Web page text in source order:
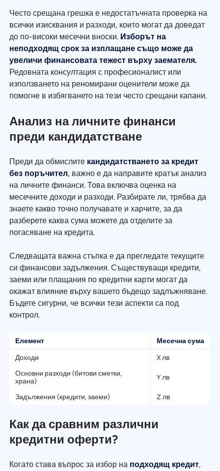
Често срещана грешка е недостатъчната проверка на
всички изисквания и разходи, които могат да доведат
до по-високи месечни вноски. Изборът на
неподходящ срок за изплащане също може да
увеличи финансовата тежест върху заемателя.
Редовната консултация с професионалист или
използването на реномирани оценители може да
помогне в избягването на тези често срещани капани.
Анализ на личните финанси
преди кандидатстване
Преди да обмислите кандидатстването за кредит
без поръчител, важно е да направите кратък анализ
на личните финанси. Това включва оценка на
месечните доходи и разходи. Разбирате ли, трябва да
знаете какво точно получавате и харчите, за да
разберете каква сума можете да отделите за
погасяване на кредита.
Следващата важна стъпка е да прегледате текущите
си финансови задължения. Съществуващи кредити,
заеми или плащания по кредитни карти могат да
окажат влияние върху вашето бъдещо задлъжняване.
Бъдете сигурни, че всички тези аспекти са под
контрол.
Елемент Месечна сума
Доходи
X лв
Основни разходи (битови сметки,
храна)
Y лв
Задължения (кредити, заеми) Z лв
Как да сравним различни
кредитни оферти?
Когато става въпрос за избор на подходящ кредит,